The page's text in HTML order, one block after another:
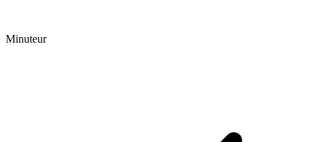
Minuteur